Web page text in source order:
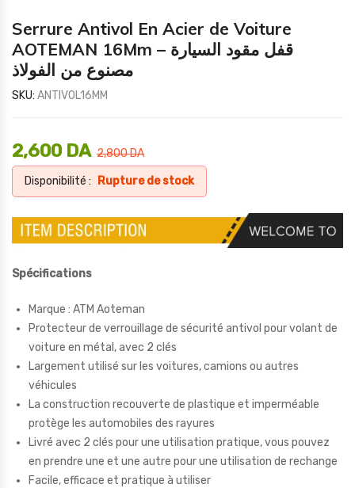
Serrure Antivol En Acier de Voiture
AOTEMAN 16Mm – قفل مقود السيارة
مصنوع من الفولاذ
SKU: ANTIVOL16MM
2,800DA
2,600 DA
Disponibilité : Rupture de stock
Spécifications
Marque : ATM Aoteman
Protecteur de verrouillage de sécurité antivol pour volant de
voiture en métal, avec 2 clés
Largement utilisé sur les voitures, camions ou autres
véhicules
La construction recouverte de plastique et imperméable
protège les automobiles des rayures
Livré avec 2 clés pour une utilisation pratique, vous pouvez
en prendre une et une autre pour une utilisation de rechange
Facile, efficace et pratique à utiliser